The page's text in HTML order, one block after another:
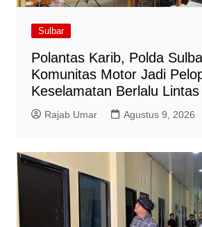
Sulbar
Polantas Karib, Polda
Komunitas Motor Jadi
Keselamatan Berlalu Lintas
Rajab Umar Agustus 9, 2026